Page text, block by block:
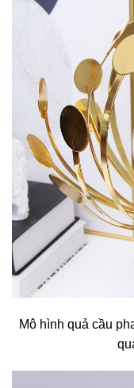
Mô hình quả cầu